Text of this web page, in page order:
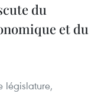
du
et du
législature,